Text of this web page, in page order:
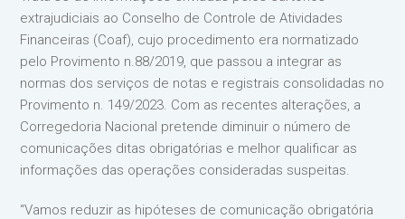
extrajudiciais ao Conselho de Controle de Atividades
Financeiras (Coaf), cujo procedimento era normatizado
pelo Provimento n.88/2019, que passou a integrar as
normas dos serviços de notas e registrais consolidadas no
Provimento n. 149/2023. Com as recentes alterações, a
Corregedoria Nacional pretende diminuir o número de
comunicações ditas obrigatórias e melhor qualificar as
informações das operações consideradas suspeitas.
“Vamos reduzir as hipóteses de comunicação obrigatória